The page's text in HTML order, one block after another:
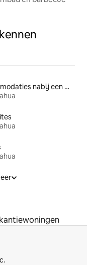
Accommodaties nabij een meer